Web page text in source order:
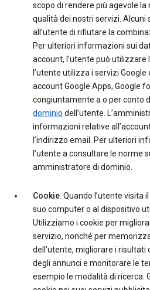
scopo di rendere più agevole
qualità dei nostri servizi. Alcuni
all’utente di rifiutare la
Per ulteriori informazioni sui
account, l’utente può utilizzare
l’utente utilizza i servizi
account Google Apps, Google
congiuntamente a o per conto
dominio dell’utente.
informazioni relative
l’indirizzo email. Per ulteriori
l’utente a consultare le norme
amministratore di dominio.
Cookie . Quando l’utente visita
suo computer o al dispositivo
Utilizziamo i cookie per
servizio, nonché per
dell’utente, migliorare i risultati
degli annunci e monitorare le
esempio le modalità di ricerca.